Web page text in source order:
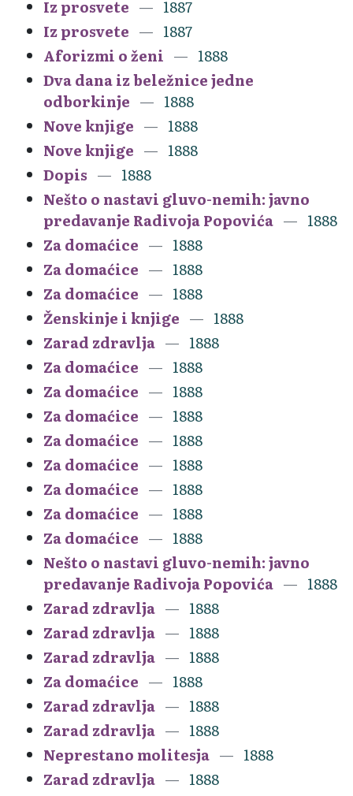
Iz prosvete
1887
Iz prosvete
1887
Aforizmi o ženi
1888
Dva dana iz beležnice jedne
odborkinje
1888
Nove knjige
1888
Nove knjige
1888
Dopis
1888
Nešto o nastavi gluvo-nemih: javno
predavanje Radivoja Popovića
1888
Za domaćice
1888
Za domaćice
1888
Za domaćice
1888
Ženskinje i knjige
1888
Zarad zdravlja
1888
Za domaćice
1888
Za domaćice
1888
Za domaćice
1888
Za domaćice
1888
Za domaćice
1888
Za domaćice
1888
Za domaćice
1888
Za domaćice
1888
Nešto o nastavi gluvo-nemih: javno
predavanje Radivoja Popovića
1888
Zarad zdravlja
1888
Zarad zdravlja
1888
Zarad zdravlja
1888
Za domaćice
1888
Zarad zdravlja
1888
Zarad zdravlja
1888
Neprestano molitesja
1888
Zarad zdravlja
1888